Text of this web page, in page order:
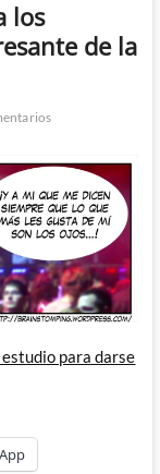
los
de la
estudio para darse